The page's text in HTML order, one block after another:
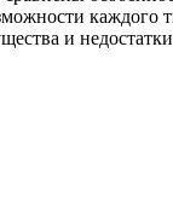
каждого
и